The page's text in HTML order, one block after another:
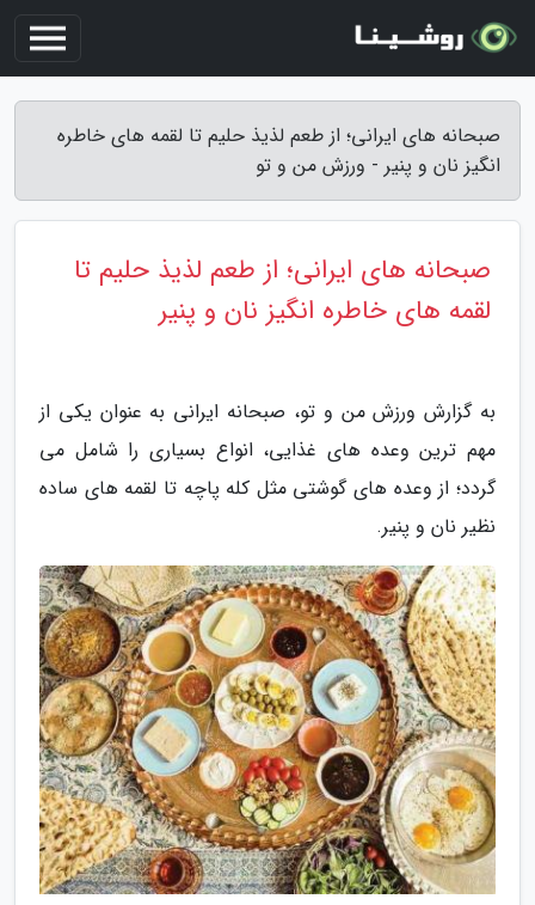
صبحانه های ایرانی؛ از طعم لذیذ حلیم تا لقمه های خاطره
انگیز نان و پنیر - ورزش من و تو
صبحانه های ایرانی؛ از طعم لذیذ حلیم تا
لقمه های خاطره انگیز نان و پنیر
به گزارش ورزش من و تو، صبحانه ایرانی به عنوان یکی از
مهم ترین وعده های غذایی، انواع بسیاری را شامل می
گردد؛ از وعده های گوشتی مثل کله پاچه تا لقمه های ساده
نظیر نان و پنیر.